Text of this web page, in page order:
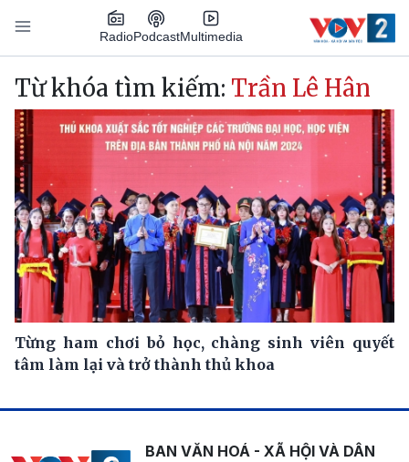
Nhảy đến nội dung
RadioPodcastMultimedia
Main navigation
Từ khóa tìm kiếm: Trần Lê Hân
Từng ham chơi bỏ học, chàng sinh viên quyết
tâm làm lại và trở thành thủ khoa
BAN VĂN HOÁ - XÃ HỘI VÀ DÂN